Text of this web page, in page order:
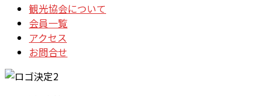
観光協会について
会員一覧
アクセス
お問合せ